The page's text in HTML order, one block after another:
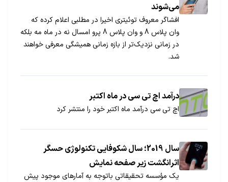
می‌شوند
افشاگر معروف توئیتری اخیرا در مطلبی اعلام کرده که
وان پلاس 8 و وان پلاس 8 پرو امسال نه در ماه مه بلکه
در زمانی نزدیک‌تر از بازه زمانی همیشگی معرفی خواهند
شد.
درآمد اچ تی سی در ماه اکتبر
اچ تی سی درآمد ماه اکتبر خود را منتشر کرد
سال 2019؛ سال شکوفایی تکنولوژی حسگر
اثرانگشت زیر صفحه نمایش
یک مؤسسه تحقیقاتی باتوجه به آمارهای موجود پیش